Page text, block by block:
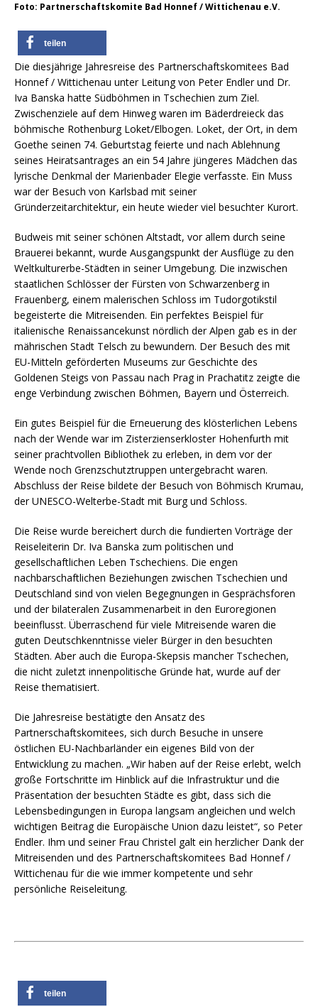
Foto: Partnerschaftskomite Bad Honnef / Wittichenau e.V.
teilen
Die diesjährige Jahresreise des Partnerschaftskomitees Bad
Honnef / Wittichenau unter Leitung von Peter Endler und Dr.
Iva Banska hatte Südböhmen in Tschechien zum Ziel.
Zwischenziele auf dem Hinweg waren im Bäderdreieck das
böhmische Rothenburg Loket/Elbogen. Loket, der Ort, in dem
Goethe seinen 74. Geburtstag feierte und nach Ablehnung
seines Heiratsantrages an ein 54 Jahre jüngeres Mädchen das
lyrische Denkmal der Marienbader Elegie verfasste. Ein Muss
war der Besuch von Karlsbad mit seiner
Gründerzeitarchitektur, ein heute wieder viel besuchter Kurort.
Budweis mit seiner schönen Altstadt, vor allem durch seine
Brauerei bekannt, wurde Ausgangspunkt der Ausflüge zu den
Weltkulturerbe-Städten in seiner Umgebung. Die inzwischen
staatlichen Schlösser der Fürsten von Schwarzenberg in
Frauenberg, einem malerischen Schloss im Tudorgotikstil
begeisterte die Mitreisenden. Ein perfektes Beispiel für
italienische Renaissancekunst nördlich der Alpen gab es in der
mährischen Stadt Telsch zu bewundern. Der Besuch des mit
EU-Mitteln geförderten Museums zur Geschichte des
Goldenen Steigs von Passau nach Prag in Prachatitz zeigte die
enge Verbindung zwischen Böhmen, Bayern und Österreich.
Ein gutes Beispiel für die Erneuerung des klösterlichen Lebens
nach der Wende war im Zisterzienserkloster Hohenfurth mit
seiner prachtvollen Bibliothek zu erleben, in dem vor der
Wende noch Grenzschutztruppen untergebracht waren.
Abschluss der Reise bildete der Besuch von Böhmisch Krumau,
der UNESCO-Welterbe-Stadt mit Burg und Schloss.
Die Reise wurde bereichert durch die fundierten Vorträge der
Reiseleiterin Dr. Iva Banska zum politischen und
gesellschaftlichen Leben Tschechiens. Die engen
nachbarschaftlichen Beziehungen zwischen Tschechien und
Deutschland sind von vielen Begegnungen in Gesprächsforen
und der bilateralen Zusammenarbeit in den Euroregionen
beeinflusst. Überraschend für viele Mitreisende waren die
guten Deutschkenntnisse vieler Bürger in den besuchten
Städten. Aber auch die Europa-Skepsis mancher Tschechen,
die nicht zuletzt innenpolitische Gründe hat, wurde auf der
Reise thematisiert.
Die Jahresreise bestätigte den Ansatz des
Partnerschaftskomitees, sich durch Besuche in unsere
östlichen EU-Nachbarländer ein eigenes Bild von der
Entwicklung zu machen. „Wir haben auf der Reise erlebt, welch
große Fortschritte im Hinblick auf die Infrastruktur und die
Präsentation der besuchten Städte es gibt, dass sich die
Lebensbedingungen in Europa langsam angleichen und welch
wichtigen Beitrag die Europäische Union dazu leistet“, so Peter
Endler. Ihm und seiner Frau Christel galt ein herzlicher Dank der
Mitreisenden und des Partnerschaftskomitees Bad Honnef /
Wittichenau für die wie immer kompetente und sehr
persönliche Reiseleitung.
teilen